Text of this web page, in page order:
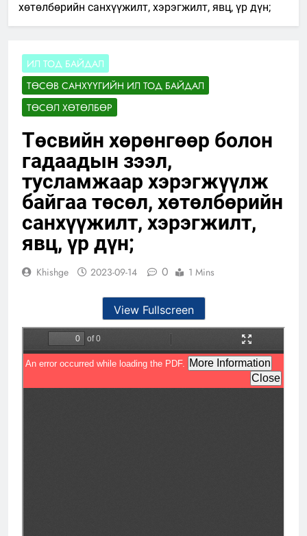
хөтөлбөрийн санхүүжилт, хэрэгжилт, явц, үр дүн;
ИЛ ТОД БАЙДАЛ
ТӨСӨВ САНХҮҮГИЙН ИЛ ТОД БАЙДАЛ
ТӨСӨЛ ХӨТӨЛБӨР
Төсвийн хөрөнгөөр болон
гадаадын зээл,
тусламжаар хэрэгжүүлж
байгаа төсөл, хөтөлбөрийн
санхүүжилт, хэрэгжилт,
явц, үр дүн;
Khishge 2023-09-14 0 1 Mins
View Fullscreen